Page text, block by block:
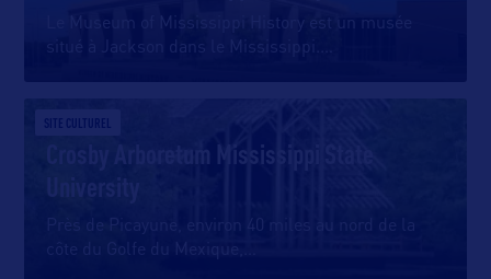
Le Museum of Mississippi History est un musée
situé à Jackson dans le Mississippi.
SITE CULTUREL
Crosby Arboretum Mississippi State
Près de Picayune, environ 40 miles au nord de la
côte du Golfe du Mexique,